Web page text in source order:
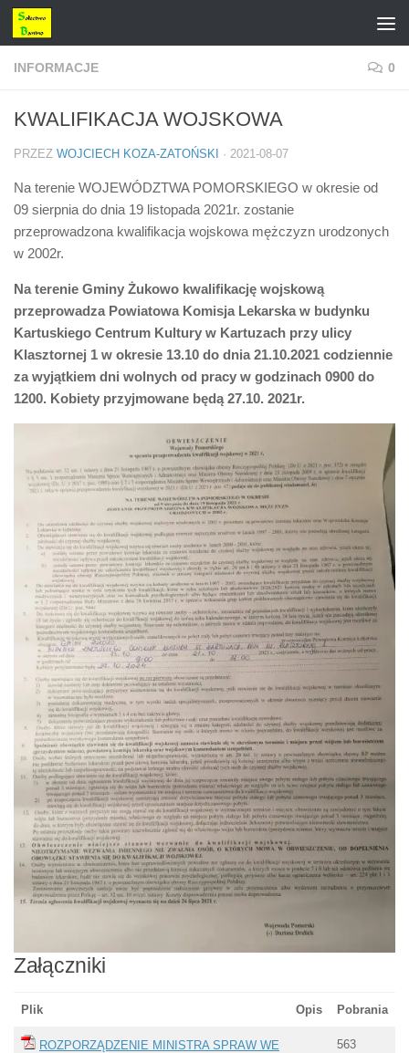
Przejdź do treści
INFORMACJE 0
KWALIFIKACJA WOJSKOWA
PRZEZ WOJCIECH KOZA-ZATOŃSKI · 2021-08-07
Na terenie WOJEWÓDZTWA POMORSKIEGO w okresie od
09 sierpnia do dnia 19 listopada 2021r. zostanie
przeprowadzona kwalifikacja wojskowa mężczyzn urodzonych
w 2002r.
Na terenie Gminy Żukowo kwalifikację wojskową
przeprowadza Powiatowa Komisja Lekarska w budynku
Kartuskiego Centrum Kultury w Kartuzach przy ulicy
Klasztornej 1 w okresie 13.10 do dnia 21.10.2021 codziennie
za wyjątkiem dni wolnych od pracy w godzinach 0900 do
1200. Kobiety przyjmowane będą 27.10. 2021r.
Załączniki
Plik Opis Pobrania
ROZPORZĄDZENIE MINISTRA SPRAW WE
563